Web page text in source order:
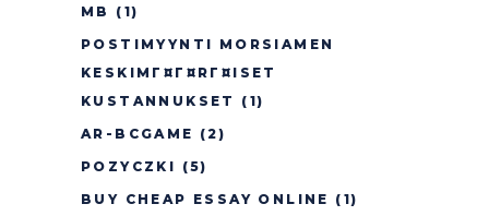
MB
(1)
POSTIMYYNTI MORSIAMEN
KESKIMГ¤Г¤RГ¤ISET
KUSTANNUKSET
(1)
AR-BCGAME (2)
POZYCZKI (5)
BUY CHEAP ESSAY ONLINE (1)